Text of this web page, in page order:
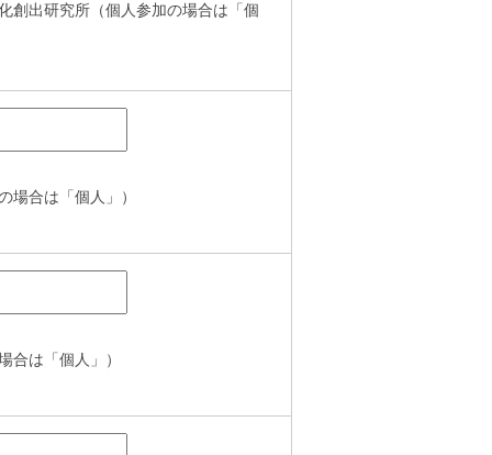
創出研究所（個人参加の場合は「個
場合は「個人」）
合は「個人」）